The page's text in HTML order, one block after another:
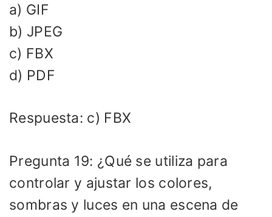
a) GIF
b) JPEG
c) FBX
d) PDF
Respuesta: c) FBX
Pregunta 19: ¿Qué se utiliza para
controlar y ajustar los colores,
sombras y luces en una escena de